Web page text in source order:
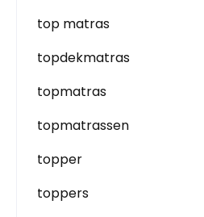
top matras
topdekmatras
topmatras
topmatrassen
topper
toppers